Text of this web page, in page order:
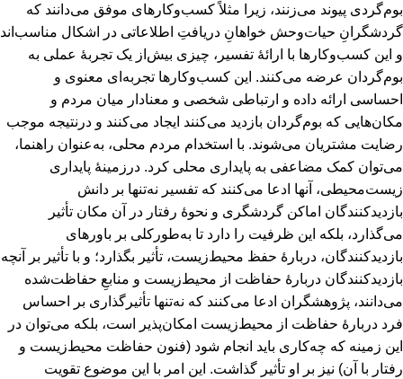
بوم‌گردی پیوند می‌زنند، زیرا مثلاً کسب‌وکارهای موفق می‌دانند که
گردشگرانِ حیات‌وحش خواهانِ دریافتِ اطلاعاتی در اشکال مناسب‌اند
و این کسب‌وکارها با ارائۀ تفسیر، چیزی بیش‌از یک تجربۀ عملی به
بوم‌گردان عرضه می‌کنند. این کسب‌وکارها تجربه‌ای معنوی و
احساسی ارائه داده و ارتباطی شخصی و معنادار میان مردم و
مکان‌هایی که بوم‌گردان بازدید می‌کنند ایجاد می‌کنند و درنتیجه موجب
رضایت مشتریان می‌شوند. با استخدام مردم محلی، به‌عنوان راهنما،
می‌توان کمک مضاعفی به پایداری محلی کرد. درزمینۀ پایداری
زیست‌محیطی، آنها ادعا می‌کنند که تفسیر نه‌تنها بر دانش
بازدیدکنندگان اماکن گردشگری و نحوۀ رفتار در آن مکان تأثیر
می‌گذارد، بلکه این ظرفیت را دارد تا به‌طورکلی بر باورهای
بازدیدکنندگان، دربارۀ حفظ محیط‌زیست، تأثیر بگذارد؛ و با تأثیر بر آنچه
بازدیدکنندگان دربارۀ حفاظت از محیط‌زیست و منابعِ حفاظت‌شده
می‌دانند، پژوهشگران ادعا می‌کنند که نه‌تنها تأثیرگذاری بر احساس
فرد دربارۀ حفاظت از محیط‌زیست امکان‌پذیر است، بلکه می‌توان در
این زمینه که چه‌کاری باید انجام شود (فنون حفاظت محیط‌زیست و
رفتار با آن) نیز بر او تأثیر گذاشت. این امر با این موضوع تقویت